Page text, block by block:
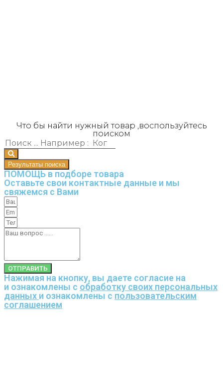
Что бы найти нужный товар ,воспользуйтесь
поиском
Результаты поиска
ПОМОЩЬ в подборе товара
Оставьте свои контактные данные и мы
свяжемся с Вами
ОТПРАВИТЬ
Нажимая на кнопку, вы даете согласие на
и ознакомлены с обработку своих персональных
данных и ознакомлены с пользовательским
соглашением